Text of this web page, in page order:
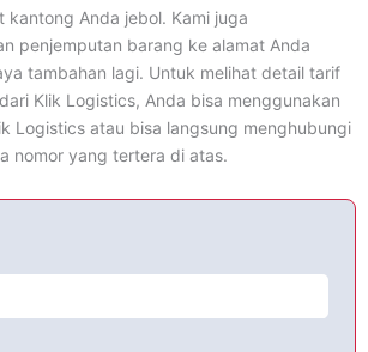
kantong Anda jebol. Kami juga
penjemputan barang ke alamat Anda
tambahan lagi. Untuk melihat detail tarif
Klik Logistics, Anda bisa menggunakan
Logistics atau bisa langsung menghubungi
nomor yang tertera di atas.